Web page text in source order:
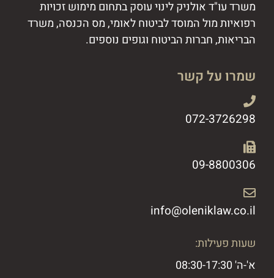
משרד עו"ד אולניק לינוי עוסק בתחום מימוש זכויות
רפואיות מול המוסד לביטוח לאומי, מס הכנסה, משרד
הבריאות, חברות הביטוח וגופים נוספים.
שמרו על קשר
072-3726298
09-8800306​
info@oleniklaw.co.il ​
שעות פעילות:
א'-ה' 08:30-17:30